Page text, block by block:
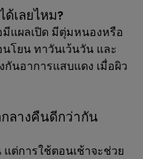
เลยไหม?
มีแผลเปิด มีตุ่มหนองหรือ
โยน ทาวันเว้นวัน และ
กันอาการแสบแดง เมื่อผิว
ลางคืนดีกว่ากัน
ต่การใช้ตอนเช้าจะช่วย